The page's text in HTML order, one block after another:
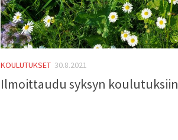
KOULUTUKSET 30.8.2021
Ilmoittaudu syksyn koulutuksiin